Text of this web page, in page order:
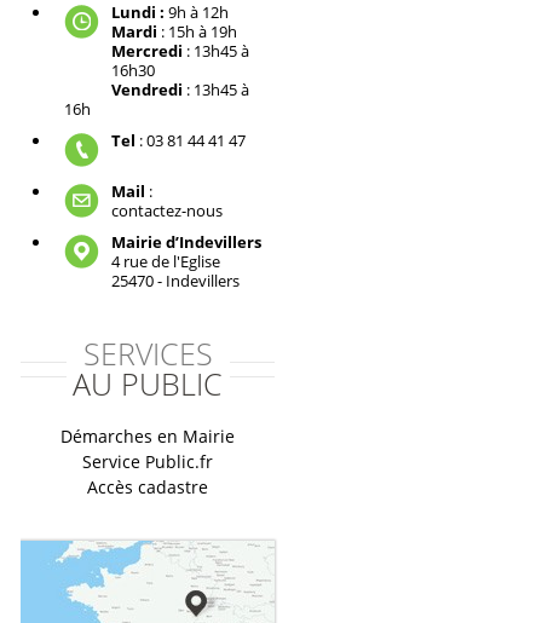
Lundi : 9h à 12h
Mardi : 15h à 19h
Mercredi : 13h45 à
16h30
Vendredi : 13h45 à
16h
Tel : 03 81 44 41 47
Mail :
contactez-nous
Mairie d’Indevillers
4 rue de l'Eglise
25470 - Indevillers
SERVICES
AU PUBLIC
Démarches en Mairie
Service Public.fr
Accès cadastre